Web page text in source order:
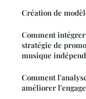
Création de
Comment
stratégie de
musique
Comment
améliorer